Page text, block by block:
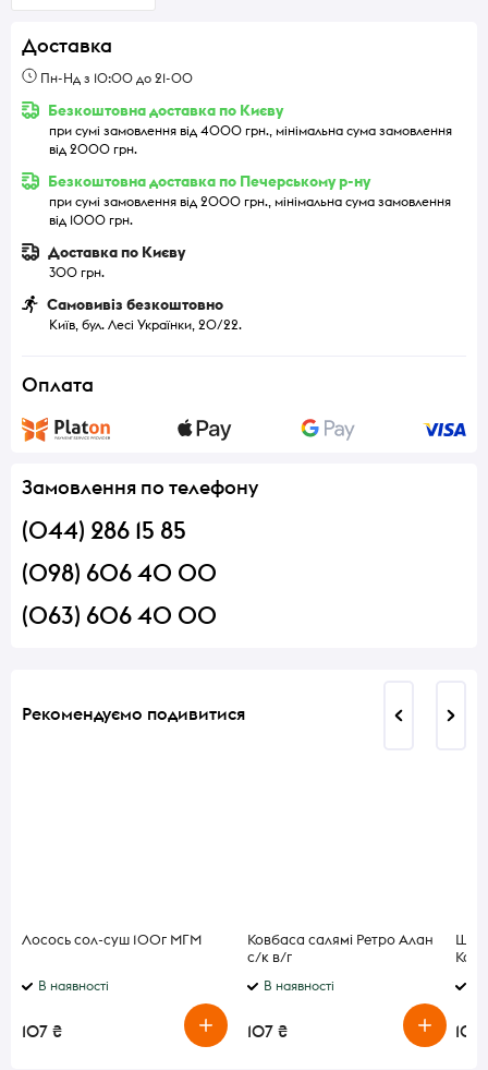
Доставка
Пн-Нд з 10:00 до 21-00
Безкоштовна доставка по Києву
при сумі замовлення від 4000 грн., мінімальна сума замовлення
від 2000 грн.
Безкоштовна доставка по Печерському р-ну
при сумі замовлення від 2000 грн., мінімальна сума замовлення
від 1000 грн.
Доставка по Києву
300 грн.
Самовивіз безкоштовно
Київ, бул. Лесі Українки, 20/22.
Оплата
Замовлення по телефону
(044) 286 15 85
(098) 606 40 00
(063) 606 40 00
Рекомендуємо подивитися
Лосось сол-суш 100г МГМ
В наявності
107 ₴
Ковбаса салямі Ретро Алан
с/к в/г
В наявності
107 ₴ 107